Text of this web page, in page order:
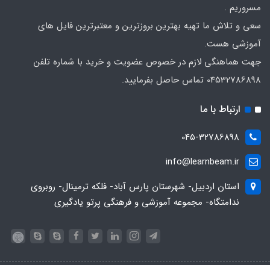
مسروریم .
سعی و تلاش ما تهیه بهترین بروزترین و معتبرترین فایل های
آموزشی هست.
جهت هماهنگی لازم در خصوص عضویت و خرید با شماره تلفن
04532786898 تماس حاصل بفرمایید.
ارتباط با ما
045-32786898
info@learnbeam.ir
استان اردبیل- شهرستان پارس آباد- فلکه ترمینال- روبروی
ندامتگاه- مجموعه آموزشی و فرهنگی پرتو یادگیری